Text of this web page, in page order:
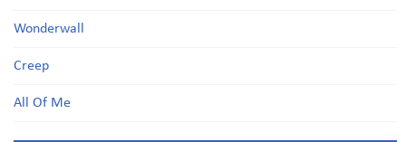
Wonderwall
Creep
All Of Me